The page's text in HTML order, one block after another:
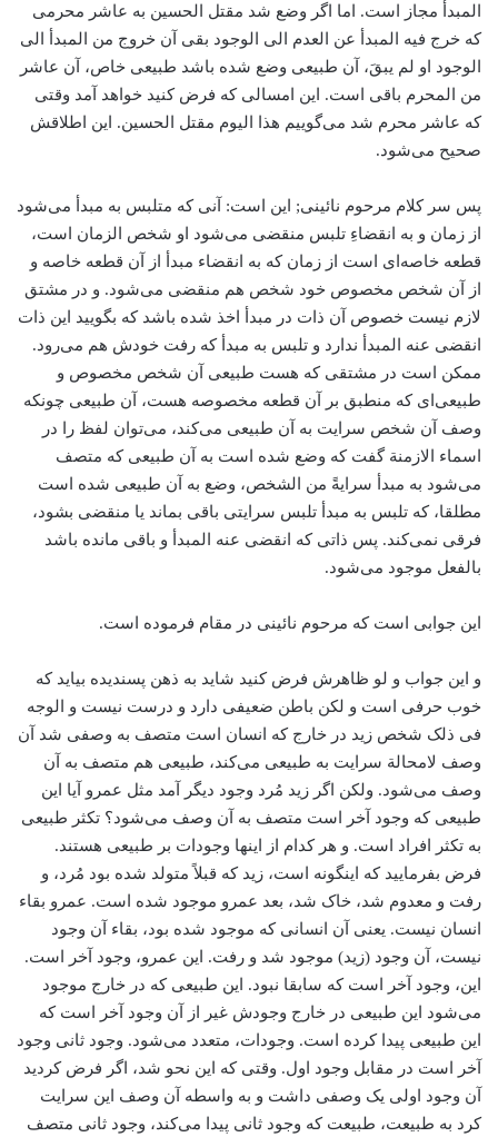
المبدأ مجاز است. اما اگر وضع شد مقتل الحسین به عاشر محرمی
که خرج فیه المبدأ عن العدم الی الوجود بقی آن خروج من المبدأ الی
الوجود او لم یبقَ، آن طبیعی وضع شده باشد طبیعی خاص، آن عاشر
من المحرم باقی است. این امسالی که فرض کنید خواهد آمد وقتی
که عاشر محرم شد می‌گوییم هذا الیوم مقتل الحسین. این اطلاقش
صحیح می‌شود.
پس سر کلام مرحوم نائینی; این است: آنی که متلبس به مبدأ می‌شود
از زمان و به انقضاءِ تلبس منقضی می‌شود او شخص الزمان است،
قطعه خاصه‌ای است از زمان ‌که به انقضاء مبدأ از آن قطعه خاصه و
از آن شخص مخصوص خود شخص هم منقضی می‌شود. و در مشتق
لازم نیست خصوص آن ذات در مبدأ اخذ شده باشد که بگویید این ذات
انقضی عنه المبدأ ندارد و تلبس به مبدأ که رفت خودش هم می‌رود.
ممکن است در مشتقی که هست طبیعی آن شخص مخصوص و
طبیعی‌ای که منطبق بر آن قطعه مخصوصه هست، آن طبیعی چونکه
وصف آن شخص سرایت به آن طبیعی می‌کند، می‌توان لفظ را در
اسماء الازمنة گفت که وضع شده است به آن طبیعی که متصف
می‌شود به مبدأ‌ سرایةً من الشخص، وضع به آن طبیعی شده است
مطلقا، که تلبس به مبدأ تلبس سرایتی باقی بماند یا منقضی بشود،
فرقی نمی‌کند. پس ذاتی که انقضی عنه المبدأ و باقی مانده باشد
بالفعل موجود می‌شود.
این جوابی است که مرحوم نائینی در مقام فرموده است.
و این جواب و لو ظاهرش فرض کنید شاید به ذهن پسندیده بیاید که
خوب حرفی است و لکن باطن ضعیفی دارد و درست نیست و الوجه
فی ذلک شخص زید در خارج که انسان است متصف به وصفی شد آن
وصف لامحالة سرایت به طبیعی می‌کند، طبیعی هم متصف به آن
وصف می‌شود. ولکن اگر زید مُرد وجود دیگر آمد مثل عمرو آیا این
طبیعی که وجود آخر است متصف به آن وصف می‌شود؟ تکثر طبیعی
به تکثر افراد است. و هر کدام از اینها وجودات بر طبیعی هستند.
فرض بفرمایید که اینگونه است، زید که قبلاً متولد شده بود مُرد، و
رفت و معدوم شد، خاک شد، بعد عمرو موجود شده است. عمرو بقاء
انسان نیست. یعنی آن انسانی که موجود شده بود، بقاء آن وجود
نیست، آن وجود (زید) موجود شد و رفت. این عمرو، وجود آخر است.
این، وجود آخر است که سابقا نبود. این طبیعی که در خارج موجود
می‌شود این طبیعی در خارج وجودش غیر از آن وجود آخر است که
این طبیعی پیدا کرده است. وجودات، متعدد می‌شود. وجود ثانی وجود
آخر است در مقابل وجود اول. وقتی که این نحو شد، اگر فرض کردید
آن وجود اولی یک وصفی داشت و به واسطه آن وصف این سرایت
کرد به طبیعت، طبیعت که وجود ثانی پیدا می‌کند، وجود ثانی متصف